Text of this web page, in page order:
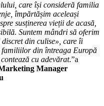
care își consideră familia
împărtășim aceleași
susținerea vieții de acasă,
Suntem mândri să oferim
din culise», care îi
familiilor din întreaga Europă
cu adevărat.”a
Manager